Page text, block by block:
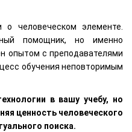
человеческом элементе.
помощник, но именно
опытом с преподавателями
обучения неповторимым
в вашу учебу, но
ценность человеческого
поиска.